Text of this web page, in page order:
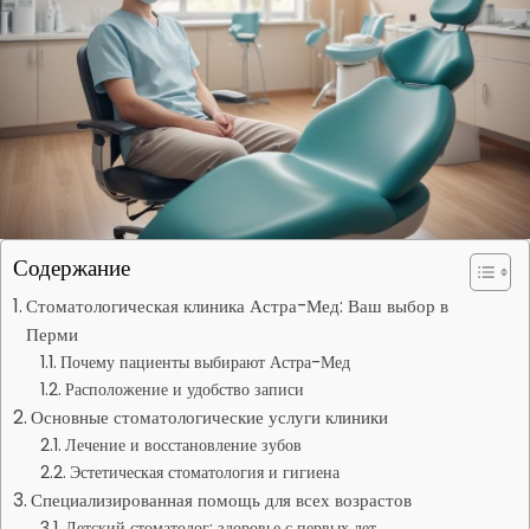
Содержание
Стоматологическая клиника Астра-Мед: Ваш выбор в
Перми
Почему пациенты выбирают Астра-Мед
Расположение и удобство записи
Основные стоматологические услуги клиники
Лечение и восстановление зубов
Эстетическая стоматология и гигиена
Специализированная помощь для всех возрастов